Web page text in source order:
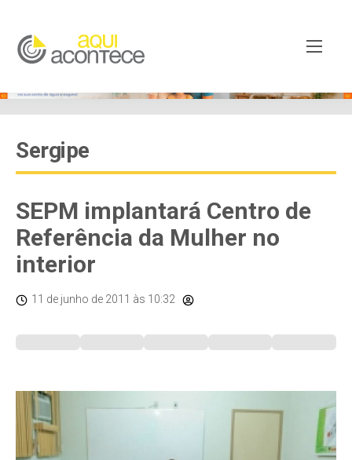
Sergipe
SEPM implantará Centro de
Referência da Mulher no
interior
11 de junho de 2011 às 10:32